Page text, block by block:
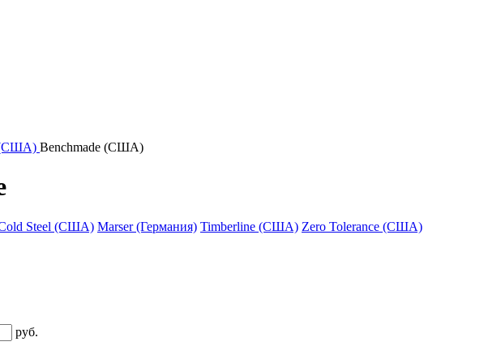
(США) Benchmade (США)
Steel (США) Marser (Германия) Timberline (США) Zero Tolerance (США)
руб.